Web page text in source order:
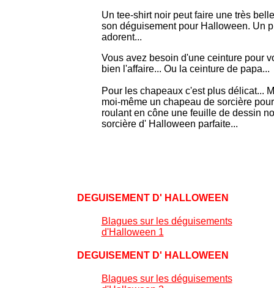
Un tee-shirt noir peut faire une très
son déguisement pour Halloween. Un
adorent...
Vous avez besoin d'une ceinture pour
bien l'affaire... Ou la ceinture de papa...
Pour les chapeaux c'est plus délicat...
moi-même un chapeau de sorcière
roulant en cône une feuille de dessin
sorcière d' Halloween parfaite...
DEGUISEMENT D' HALLOWEEN
Blagues sur les déguisements
d'Halloween 1
DEGUISEMENT D' HALLOWEEN
Blagues sur les déguisements